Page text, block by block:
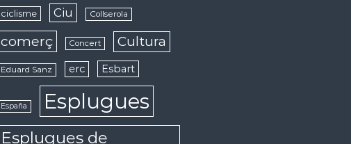
ciclisme Ciu Collserola
comerç Concert Cultura
Eduard Sanz erc Esbart
España Esplugues
Esplugues de